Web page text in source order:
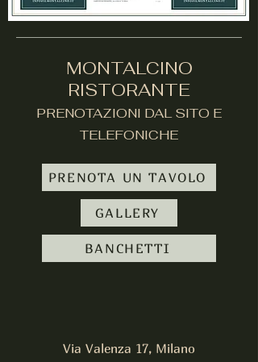
MONTALCINO
RISTORANTE
PRENOTAZIONI DAL SITO E
TELEFONICHE
PRENOTA UN TAVOLO
GALLERY
BANCHETTI
Via Valenza 17, Milano